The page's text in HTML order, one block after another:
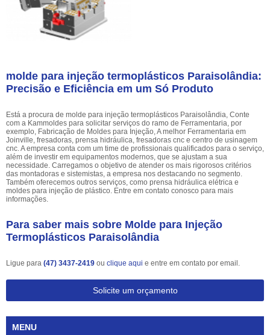
molde para injeção termoplásticos Paraisolândia:
Precisão e Eficiência em um Só Produto
Está a procura de molde para injeção termoplásticos Paraisolândia, Conte
com a Kammoldes para solicitar serviços do ramo de Ferramentaria, por
exemplo, Fabricação de Moldes para Injeção, A melhor Ferramentaria em
Joinville, fresadoras, prensa hidráulica, fresadoras cnc e centro de usinagem
cnc. A empresa conta com um time de profissionais qualificados para o serviço,
além de investir em equipamentos modernos, que se ajustam a sua
necessidade. Carregamos o objetivo de atender os mais rigorosos critérios
das montadoras e sistemistas, a empresa nos destacando no segmento.
Também oferecemos outros serviços, como prensa hidráulica elétrica e
moldes para injeção de plástico. Entre em contato conosco para mais
informações.
Para saber mais sobre Molde para Injeção
Termoplásticos Paraisolândia
Ligue para (47) 3437-2419 ou clique aqui e entre em contato por email.
Solicite um orçamento
MENU